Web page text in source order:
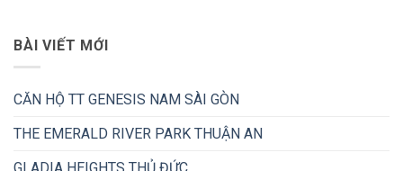
BÀI VIẾT MỚI
CĂN HỘ TT GENESIS NAM SÀI GÒN
THE EMERALD RIVER PARK THUẬN AN